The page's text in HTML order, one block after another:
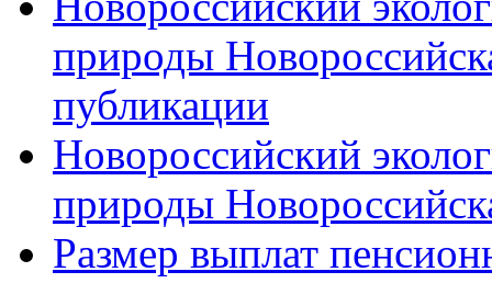
природы
публикации
Новороссийский
природы
Размер выплат